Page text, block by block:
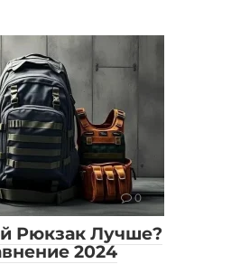
0
Рюкзак Лучше?
2024